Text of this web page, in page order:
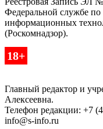
Федеральной службе по
информационных
(Роскомнадзор).
18+
Главный редактор и
Алексеевна.
Телефон редакции: +7
info@s-info.ru